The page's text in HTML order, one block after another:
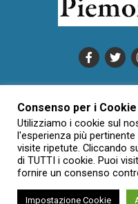
CONDIZIONI DI
Creative Commons
Consenso per i Cookie
Utilizziamo i cookie sul
l'esperienza più
visite ripetute. Cliccando
di TUTTI i cookie. Puoi
fornire un consenso
Impostazione Cookie